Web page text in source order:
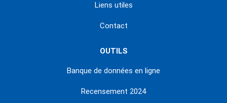
Liens utiles
Contact
OUTILS
Banque de données en ligne
Recensement 2024